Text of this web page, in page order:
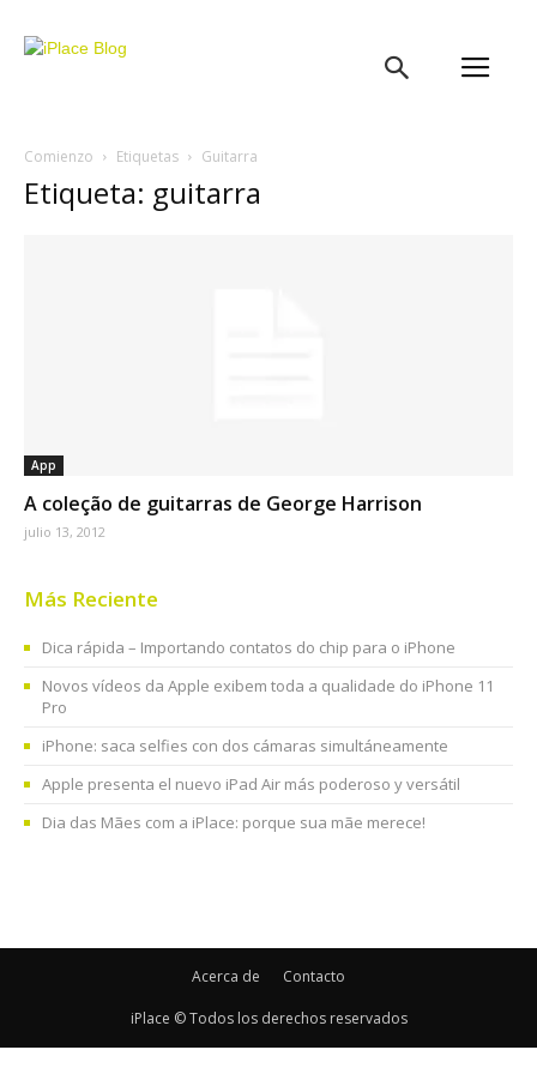
Comienzo Etiquetas Guitarra
Etiqueta: guitarra
App
A coleção de guitarras de George Harrison
julio 13, 2012
Más Reciente
Dica rápida – Importando contatos do chip para o iPhone
Novos vídeos da Apple exibem toda a qualidade do iPhone 11
Pro
iPhone: saca selfies con dos cámaras simultáneamente
Apple presenta el nuevo iPad Air más poderoso y versátil
Dia das Mães com a iPlace: porque sua mãe merece!
Acerca de Contacto
iPlace © Todos los derechos reservados